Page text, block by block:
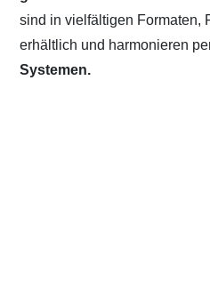
sind in vielfältigen Formaten,
erhältlich und harmonieren
Systemen.